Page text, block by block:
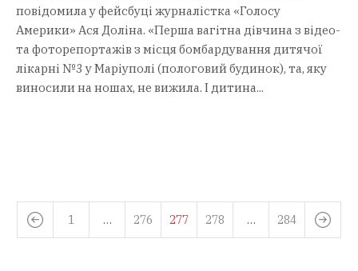
повідомила у фейсбуці журналістка «Голосу
Америки» Ася Доліна. «Перша вагітна дівчина з відео-
та фоторепортажів з місця бомбардування дитячої
лікарні №3 у Маріуполі (пологовий будинок), та, яку
виносили на ношах, не вижила. І дитина...
1 … 276 277 278 … 284